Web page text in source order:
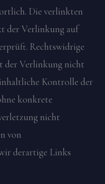
Die verlinkten
der Verlinkung auf
Rechtswidrige
der Verlinkung nicht
Kontrolle der
konkrete
nicht
von
derartige Links